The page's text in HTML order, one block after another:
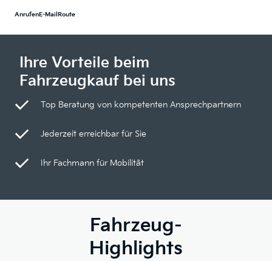
AnrufenE-Mail Route
Ihre Vorteile beim
Fahrzeugkauf bei uns
Top Beratung von kompetenten Ansprechpartnern
Jederzeit erreichbar für Sie
Ihr Fachmann für Mobilität
Fahrzeug-
Highlights